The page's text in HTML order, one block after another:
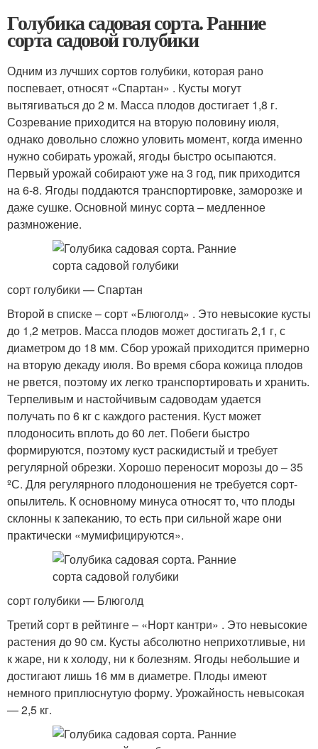
Голубика садовая сорта. Ранние
сорта садовой голубики
Одним из лучших сортов голубики, которая рано
поспевает, относят «Спартан» . Кусты могут
вытягиваться до 2 м. Масса плодов достигает 1,8 г.
Созревание приходится на вторую половину июля,
однако довольно сложно уловить момент, когда именно
нужно собирать урожай, ягоды быстро осыпаются.
Первый урожай собирают уже на 3 год, пик приходится
на 6-8. Ягоды поддаются транспортировке, заморозке и
даже сушке. Основной минус сорта – медленное
размножение.
сорт голубики — Спартан
Второй в списке – сорт «Блюголд» . Это невысокие кусты
до 1,2 метров. Масса плодов может достигать 2,1 г, с
диаметром до 18 мм. Сбор урожай приходится примерно
на вторую декаду июля. Во время сбора кожица плодов
не рвется, поэтому их легко транспортировать и хранить.
Терпеливым и настойчивым садоводам удается
получать по 6 кг с каждого растения. Куст может
плодоносить вплоть до 60 лет. Побеги быстро
формируются, поэтому куст раскидистый и требует
регулярной обрезки. Хорошо переносит морозы до – 35
ºС. Для регулярного плодоношения не требуется сорт-
опылитель. К основному минуса относят то, что плоды
склонны к запеканию, то есть при сильной жаре они
практически «мумифицируются».
сорт голубики — Блюголд
Третий сорт в рейтинге – «Норт кантри» . Это невысокие
растения до 90 см. Кусты абсолютно неприхотливые, ни
к жаре, ни к холоду, ни к болезням. Ягоды небольшие и
достигают лишь 16 мм в диаметре. Плоды имеют
немного приплюснутую форму. Урожайность невысокая
— 2,5 кг.